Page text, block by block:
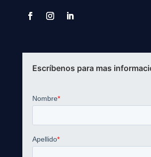
Escríbenos para mas